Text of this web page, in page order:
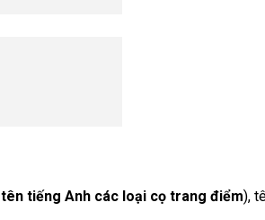
tên tiếng Anh các loại cọ trang điểm),